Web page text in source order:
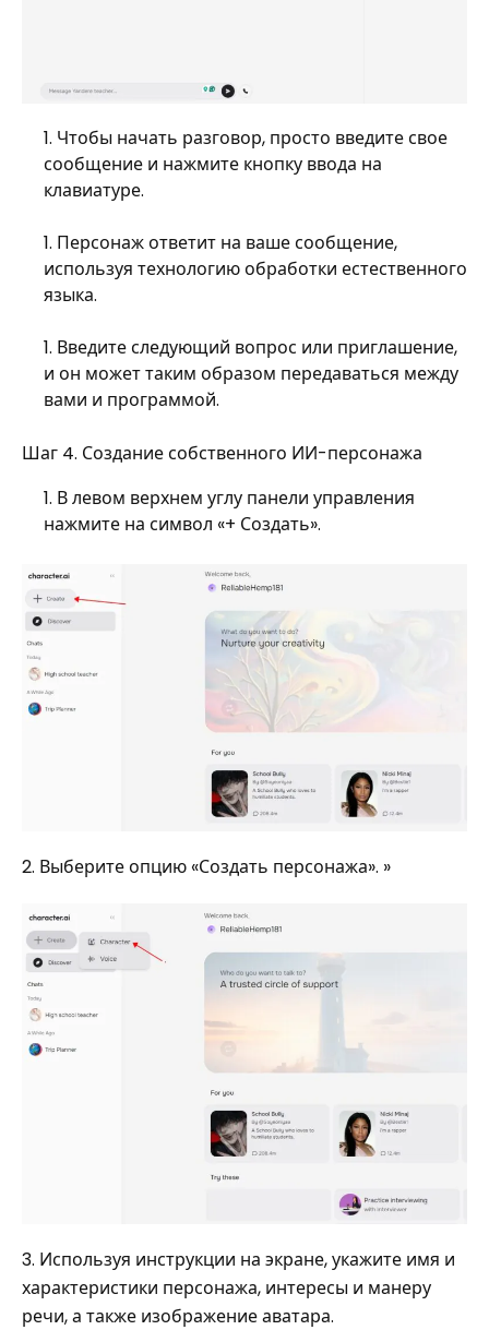
Чтобы начать разговор, просто введите свое
сообщение и нажмите кнопку ввода на
клавиатуре.
Персонаж ответит на ваше сообщение,
используя технологию обработки естественного
языка.
Введите следующий вопрос или приглашение,
и он может таким образом передаваться между
вами и программой.
Шаг 4. Создание собственного ИИ-персонажа
В левом верхнем углу панели управления
нажмите на символ «+ Создать».
2. Выберите опцию «Создать персонажа». »
3. Используя инструкции на экране, укажите имя и
характеристики персонажа, интересы и манеру
речи, а также изображение аватара.